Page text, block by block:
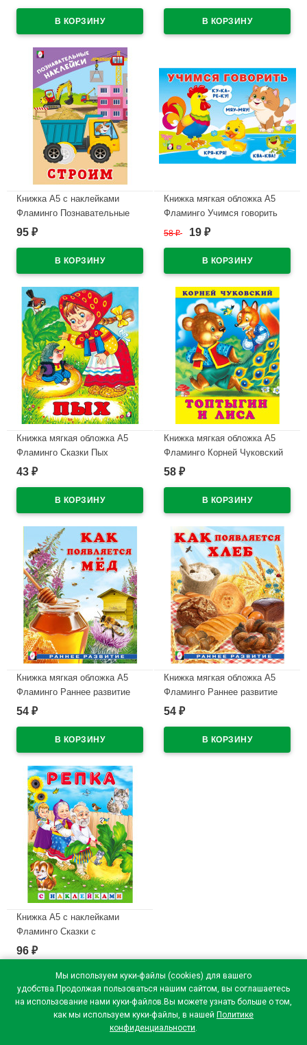
Мы используем куки-файлы (cookies) для вашего
удобства.Продолжая пользоваться нашим сайтом, вы соглашаетесь
на использование нами куки-файлов.Вы можете узнать больше о том,
как мы используем куки-файлы, в нашей Политике
конфиденциальности.
арт.36508
Книжка А5 с наклейками
Фламинго Познавательные
наклейки для мальчиков
95 ₽
Книжка мягкая обложка А5
Фламинго Учимся говорить
Говорилки арт.35709
58₽ 19 ₽
Книжка мягкая обложка А5
Фламинго Сказки Пых
арт.34696
43 ₽
Книжка мягкая обложка А5
Фламинго Корней Чуковский
Топтыгин и лиса арт.34719
58 ₽
Книжка мягкая обложка А5
Фламинго Раннее развитие
Как появляется мёд И. Гурина
54 ₽
Книжка мягкая обложка А5
Фламинго Раннее развитие
Как появляется хлеб И.
54 ₽
Книжка А5 с наклейками
Фламинго Сказки с
наклейками Репка арт.32166
В наличии
96 ₽